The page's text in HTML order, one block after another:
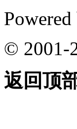
© 2001-
返回顶